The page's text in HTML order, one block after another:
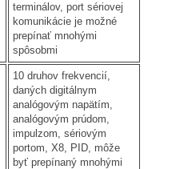
terminálov, port sériovej
komunikácie je možné
prepínať mnohými
spôsobmi
10 druhov frekvencií,
daných digitálnym
analógovým napätím,
analógovým prúdom,
impulzom, sériovým
portom, X8, PID, môže
byť prepínaný mnohými